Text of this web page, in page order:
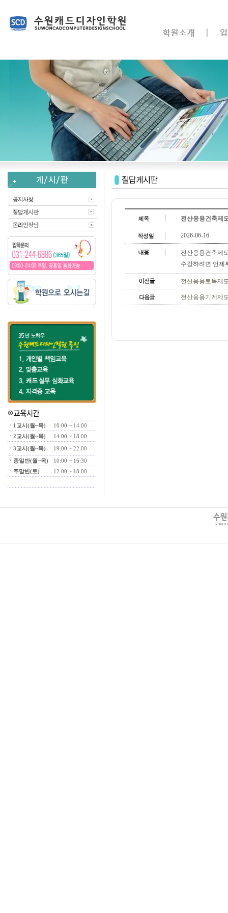
ㆍ1교시(월~목)
10:00 ~ 14:00
ㆍ2교시(월~목)
14:00 ~ 18:00
ㆍ3교시(월~목)
19:00 ~ 22:00
ㆍ종일반(월~목)
10:00 ~ 16:30
ㆍ주말반(토)
12:00 ~ 18:00
전산응용건축제
2026-06-16
전산응용건축제
수강하려면 언제
전산응용토목제
전산응용기계제